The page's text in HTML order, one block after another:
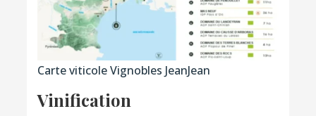
Carte viticole Vignobles JeanJean
Vinification